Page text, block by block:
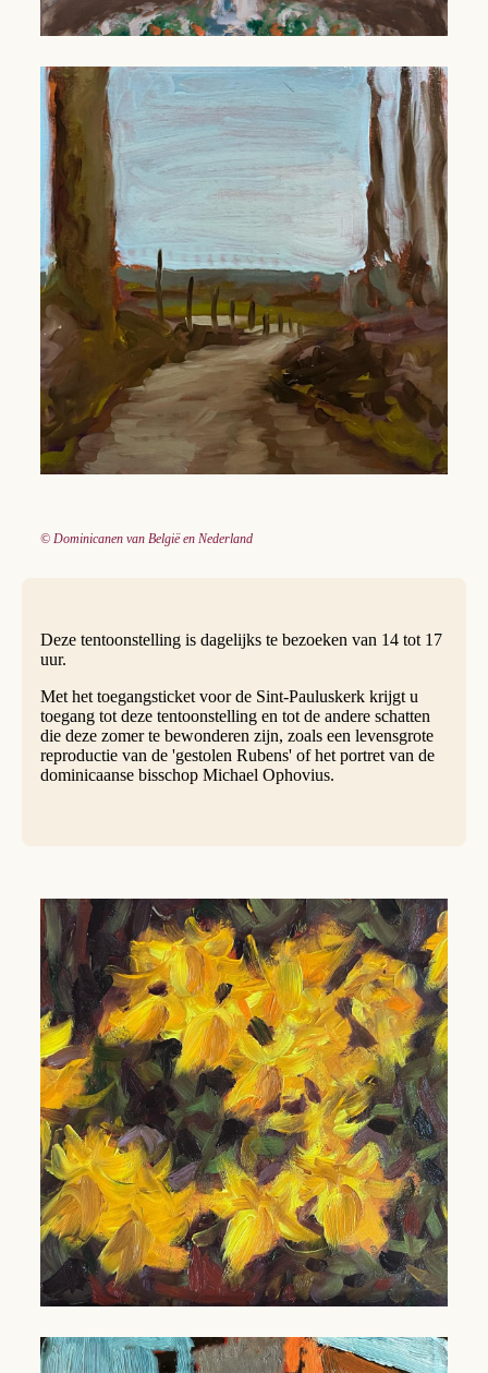
© Dominicanen van België en Nederland
Deze tentoonstelling is dagelijks te bezoeken van 14 tot 17
uur.
Met het toegangsticket voor de Sint-Pauluskerk krijgt u
toegang tot deze tentoonstelling en tot de andere schatten
die deze zomer te bewonderen zijn, zoals een levensgrote
reproductie van de 'gestolen Rubens' of het portret van de
dominicaanse bisschop Michael Ophovius.